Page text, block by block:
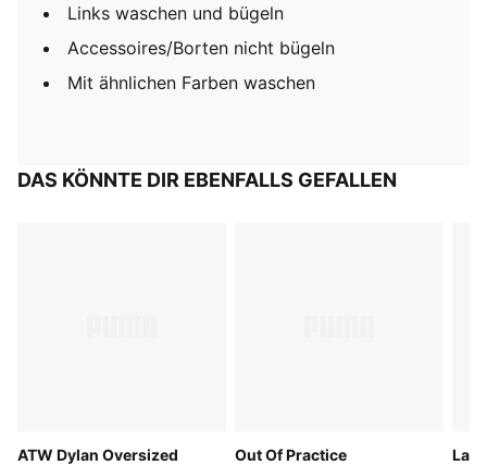
Links waschen und bügeln
Accessoires/Borten nicht bügeln
Mit ähnlichen Farben waschen
DAS KÖNNTE DIR EBENFALLS GEFALLEN
ATW Dylan Oversized
Out Of Practice